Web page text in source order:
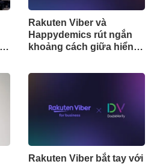
Rakuten Viber và
Happydemics rút ngắn
khoảng cách giữa hiển
thức người dùng
Rakuten Viber bắt tay với